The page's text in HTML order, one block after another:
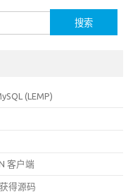
(LEMP)
客户端
得源码